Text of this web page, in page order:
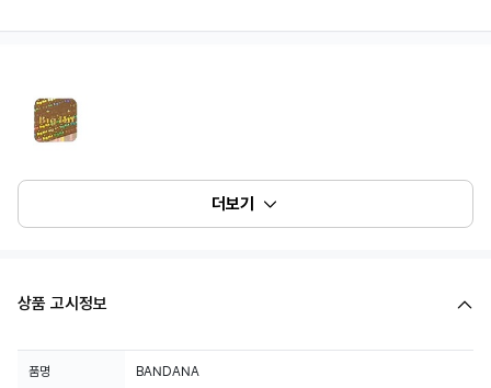
더보기
상품 고시정보
품명 BANDANA